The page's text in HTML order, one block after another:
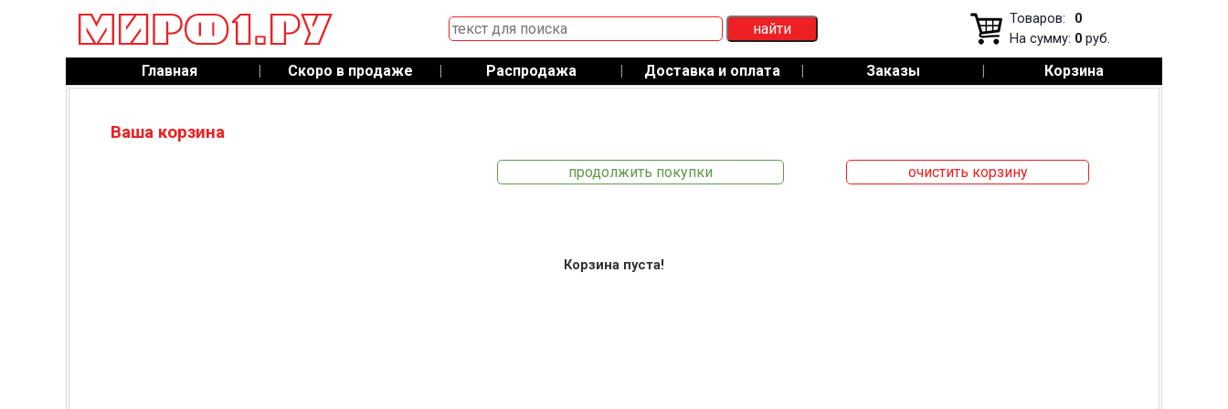
Товаров:
0
На сумму: 0 руб.
Главная | Скоро в продаже | Распродажа | Доставка и оплата | Заказы | Корзина
Ваша корзина
продолжить покупки очистить корзину
Корзина пуста!